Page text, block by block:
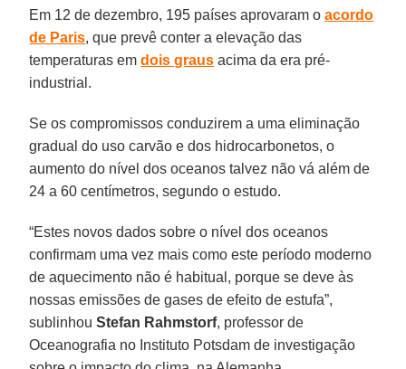
Em 12 de dezembro, 195 países aprovaram oacordo
de Paris, que prevê conter a elevação das
temperaturas emdois graus acima da era pré-
industrial.
Se os compromissos conduzirem a uma eliminação
gradual do uso carvão e dos hidrocarbonetos, o
aumento do nível dos oceanos talvez não vá além de
24 a 60 centímetros, segundo o estudo.
“Estes novos dados sobre o nível dos oceanos
confirmam uma vez mais como este período moderno
de aquecimento não é habitual, porque se deve às
nossas emissões de gases de efeito de estufa”,
sublinhouStefan Rahmstorf, professor de
Oceanografia no Instituto Potsdam de investigação